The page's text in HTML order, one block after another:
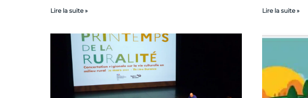
Lire la suite » Lire la suite »